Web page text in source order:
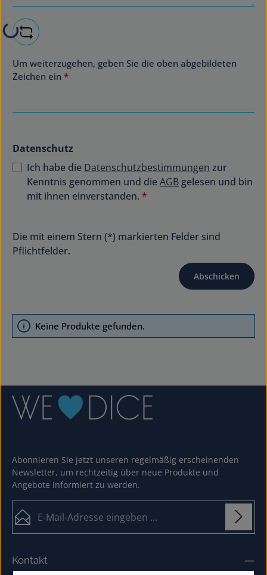
Loading...
Um weiterzugehen, geben Sie die oben abgebildeten
Zeichen ein *
Datenschutz
Ich habe die Datenschutzbestimmungen zur
Kenntnis genommen und dieAGB gelesen und bin
mit ihnen einverstanden. *
Die mit einem Stern (*) markierten Felder sind
Pflichtfelder.
Abschicken
Keine Produkte gefunden.
Abonnieren Sie jetzt unseren regelmäßig erscheinenden
Newsletter, um rechtzeitig über neue Produkte und
Angebote informiert zu werden.
Ich habe die
Die mit einem Stern (*) markierten Felder sind
Pflichtfelder.
Kontakt